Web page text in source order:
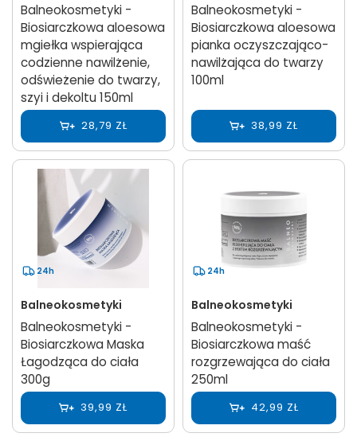
Balneokosmetyki -
Biosiarczkowa aloesowa
mgiełka wspierająca
codzienne nawilżenie,
odświeżenie do twarzy,
szyi i dekoltu 150ml
28,79 ZŁ
Balneokosmetyki -
Biosiarczkowa aloesowa
pianka oczyszczająco-
nawilżająca do twarzy
100ml
38,99 ZŁ
24h
Balneokosmetyki
Balneokosmetyki -
Biosiarczkowa Maska
Łagodząca do ciała
300g
39,99 ZŁ
24h
Balneokosmetyki
Balneokosmetyki -
Biosiarczkowa maść
rozgrzewająca do ciała
250ml
42,99 ZŁ